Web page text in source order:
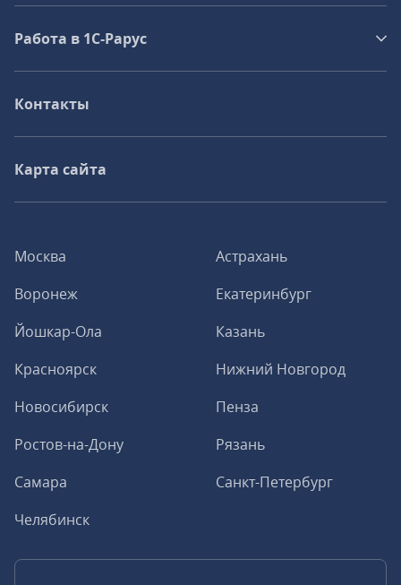
Москва
Астрахань
Воронеж
Екатеринбург
Йошкар-Ола
Казань
Красноярск
Нижний Новгород
Новосибирск
Пенза
Ростов-на-Дону
Рязань
Самара
Санкт-Петербург
Челябинск
Работа в 1С‑Рарус
Контакты
Карта сайта